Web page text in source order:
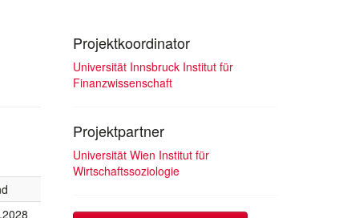
Projektkoordinator
Universität Innsbruck Institut für
Finanzwissenschaft
Projektpartner
Universität Wien Institut für
Wirtschaftssoziologie